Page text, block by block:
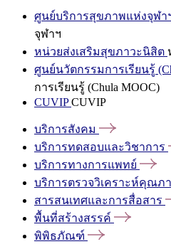
ศูนย์บริการสุขภาพแห่งจุฬา
จุฬาฯ
หน่วยส่งเสริมสุขภาวะนิสิต
ศูนย์นวัตกรรมการเรียนรู้
การเรียนรู้ (Chula MOOC)
CUVIPCUVIP
บริการสังคม
บริการทดสอบและวิชาการ
บริการทางการแพทย์
บริการตรวจวิเคราะห์คุณภ
สารสนเทศและการสื่อสาร
พื้นที่สร้างสรรค์
พิพิธภัณฑ์